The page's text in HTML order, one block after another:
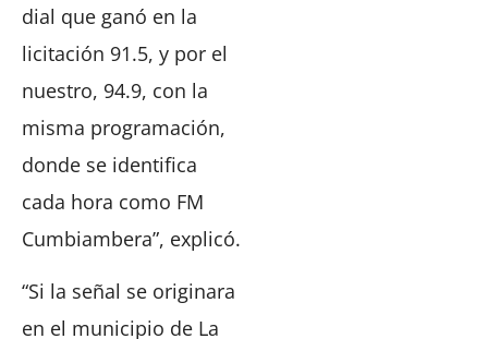
dial que ganó en la
licitación 91.5, y por el
nuestro, 94.9, con la
misma programación,
donde se identifica
cada hora como FM
Cumbiambera”, explicó.
“Si la señal se originara
en el municipio de La